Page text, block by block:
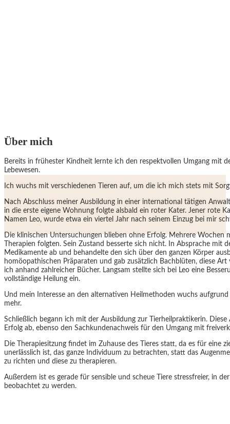
Über mich
Bereits in frühester Kindheit lernte ich den respektvollen Umgang mit
Lebewesen.
Ich wuchs mit verschiedenen Tieren auf, um die ich mich stets mit
Nach Abschluss meiner Ausbildung in einer international tätigen
in die erste eigene Wohnung folgte alsbald ein roter Kater. Jener rote
Namen Leo, wurde etwa ein viertel Jahr nach seinem Einzug bei mir
Die klinischen Untersuchungen blieben ohne Erfolg. Mehrere Wochen
Therapien folgten. Sein Zustand besserte sich nicht. In Absprache mit
Medikamente ab und behandelte den sich über den ganzen Körper
homöopathischen Präparaten und gab zusätzlich Bachblüten, diese
ich anhand zahlreicher Bücher. Langsam stellte sich bei Leo eine
vollständige Heilung ein.
Und mein Interesse an den alternativen Heilmethoden wuchs aufgrund
mehr.
Schließlich begann ich mit der Ausbildung zur Tierheilpraktikerin.
Erfolg ab, ebenso den Sachkundenachweis für den Umgang mit
Die Therapiesitzung findet im Zuhause des Tieres statt, da es für eine
unerlässlich ist, das ganze Individuum zu betrachten, statt das
zu richten und diese zu therapieren.
Außerdem ist es gerade für sensible und scheue Tiere stressfreier, in
beobachtet zu werden.